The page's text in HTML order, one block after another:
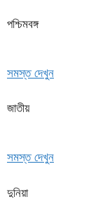
পশ্চিমবঙ্গ
সমস্ত দেখুন
জাতীয়
সমস্ত দেখুন
দুনিয়া